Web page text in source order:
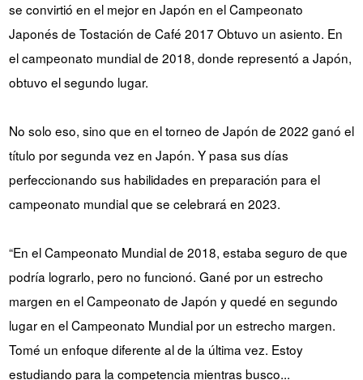
se convirtió en el mejor en Japón en el Campeonato
Japonés de Tostación de Café 2017 Obtuvo un asiento. En
el campeonato mundial de 2018, donde representó a Japón,
obtuvo el segundo lugar.
No solo eso, sino que en el torneo de Japón de 2022 ganó el
título por segunda vez en Japón. Y pasa sus días
perfeccionando sus habilidades en preparación para el
campeonato mundial que se celebrará en 2023.
“En el Campeonato Mundial de 2018, estaba seguro de que
podría lograrlo, pero no funcionó. Gané por un estrecho
margen en el Campeonato de Japón y quedé en segundo
lugar en el Campeonato Mundial por un estrecho margen.
Tomé un enfoque diferente al de la última vez. Estoy
estudiando para la competencia mientras busco...